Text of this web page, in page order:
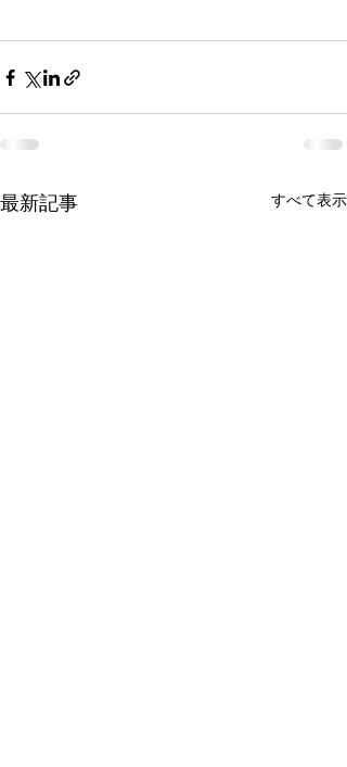
最新記事 すべて表示